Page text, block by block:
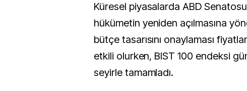
Küresel piyasalarda ABD
hükümetin yeniden açılmasına
bütçe tasarısını onaylaması
etkili olurken, BIST 100 endeksi
seyirle tamamladı.